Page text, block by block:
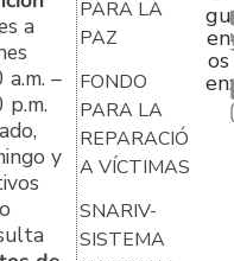
a
a.m. –
p.m.
y
PARA LA
PAZ
FONDO
PARA LA
REPARACIÓN
A VÍCTIMAS
SNARIV-
SISTEMA
gu
en
os
en: